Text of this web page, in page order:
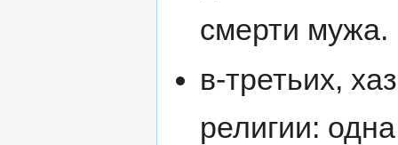
смерти мужа.
в-третьих,
религии: